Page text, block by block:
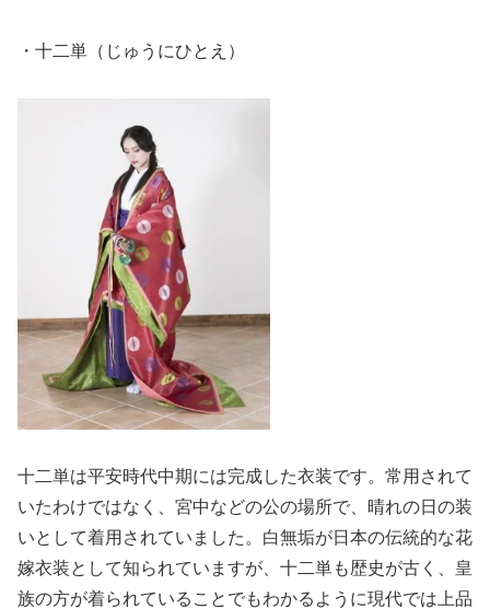
・十二単（じゅうにひとえ）
十二単は平安時代中期には完成した衣装です。常用されて
いたわけではなく、宮中などの公の場所で、晴れの日の装
いとして着用されていました。白無垢が日本の伝統的な花
嫁衣装として知られていますが、十二単も歴史が古く、皇
族の方が着られていることでもわかるように現代では上品